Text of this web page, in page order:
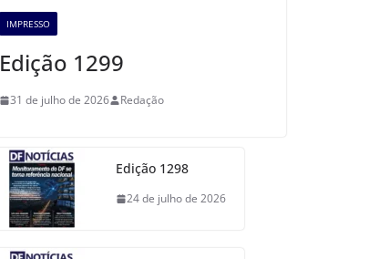
IMPRESSO
Edição 1299
31 de julho de 2026 Redação
Edição 1298
24 de julho de 2026